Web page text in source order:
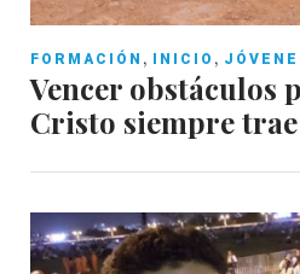
FORMACIÓN , INICIO ,
Vencer obstáculos
Cristo siempre